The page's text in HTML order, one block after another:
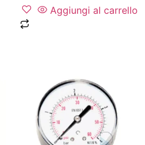
Aggiungi al carrello